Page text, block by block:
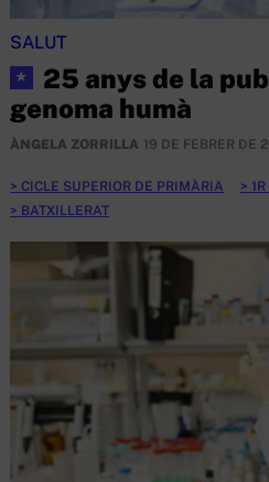
SALUT
★
25 anys de la
genoma humà
ÀNGELA ZORRILLA 19 DE FEBRER DE
CICLE SUPERIOR DE PRIMÀRIA
BATXILLERAT